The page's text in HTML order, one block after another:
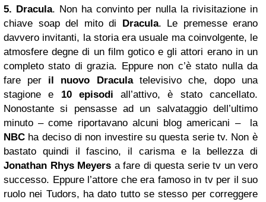
5. Dracula. Non ha convinto per nulla la rivisitazione in
chiave soap del mito di Dracula. Le premesse erano
davvero invitanti, la storia era usuale ma coinvolgente, le
atmosfere degne di un film gotico e gli attori erano in un
completo stato di grazia. Eppure non c’è stato nulla da
fare per il nuovo Draculatelevisivo che, dopo una
stagione e 10 episodi all’attivo, è stato cancellato.
Nonostante si pensasse ad un salvataggio dell’ultimo
minuto – come riportavano alcuni blog americani – la
NBC ha deciso di non investire su questa serie tv. Non è
bastato quindi il fascino, il carisma e la bellezza di
Jonathan Rhys Meyers a fare di questa serie tv un vero
successo. Eppure l’attore che era famoso in tv per il suo
ruolo nei Tudors, ha dato tutto se stesso per correggere